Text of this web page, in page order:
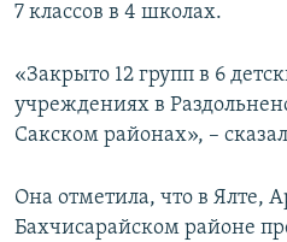
7 классов в 4 школах.
«Закрыто 12 групп в 6
учреждениях в
Сакском районах», –
Она отметила, что в Ялте,
Бахчисарайском районе